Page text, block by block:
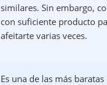
similares. Sin embargo,
con suficiente producto
afeitarte varias veces.
Es una de las más baratas